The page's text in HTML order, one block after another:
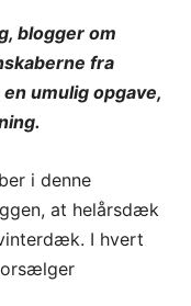
blogger om
fra
umulig opgave,
i denne
at helårsdæk
I hvert